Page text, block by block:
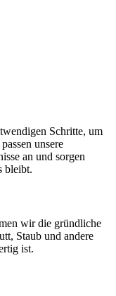
Schritte, um
unsere
an und sorgen
bleibt.
wir die gründliche
Staub und andere
ist.